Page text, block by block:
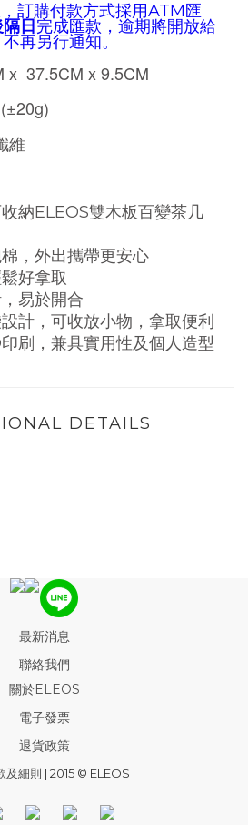
訂購付款方式採用ATM匯
日 完成匯款，逾期將開放給
不再另行通知。
x 37.5CM x 9.5CM
維
納ELEOS雙木板百變茶几
，外出攜帶更安心
好拿取
，易於開合
計，可收放小物，拿取便利
刷，兼具實用性及個人造型
DETAILS
最新消息
聯絡我們
關於ELEOS
電子發票
退貨政策
及細則 | 2015 © ELEOS